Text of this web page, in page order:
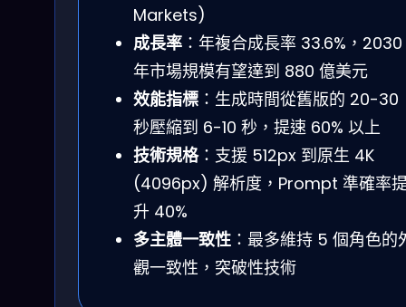
Markets)
成長率 ：年複合成長率 33.6%，2030
年市場規模有望達到 880 億美元
效能指標 ：生成時間從舊版的 20-30
秒壓縮到 6-10 秒，提速 60% 以上
技術規格：支援 512px 到原生 4K
(4096px) 解析度，Prompt 準確率
升 40%
多主體一致性 ：最多維持 5 個角色的
觀一致性，突破性技術